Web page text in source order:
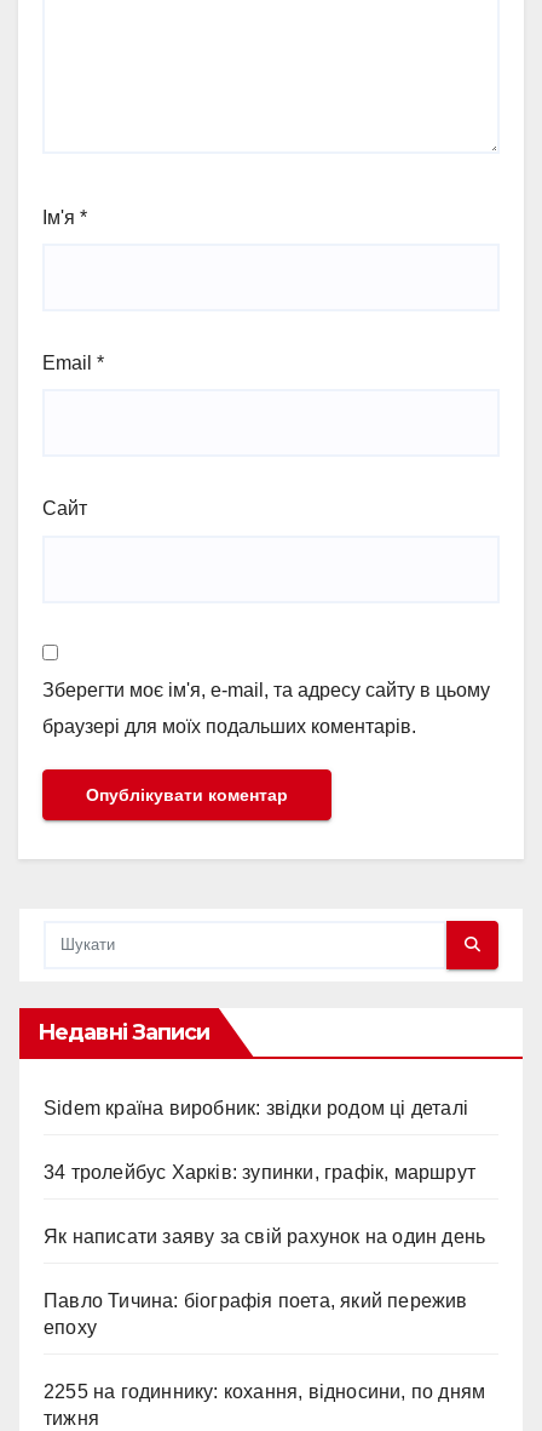
Ім'я *
Email *
Сайт
Зберегти моє ім'я, e-mail, та адресу сайту в цьому
браузері для моїх подальших коментарів.
Недавні Записи
Sidem країна виробник: звідки родом ці деталі
34 тролейбус Харків: зупинки, графік, маршрут
Як написати заяву за свій рахунок на один день
Павло Тичина: біографія поета, який пережив
епоху
2255 на годиннику: кохання, відносини, по дням
тижня